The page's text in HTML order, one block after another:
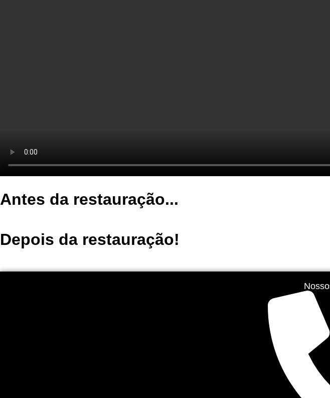
Antes da restauração...
Depois da restauração!